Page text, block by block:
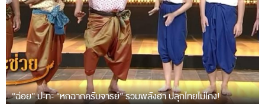
“ฉ่อย” ปะทะ “หกฉากครับจารย์” รวมพลังฮา ปลุกไทยไม่โกง!